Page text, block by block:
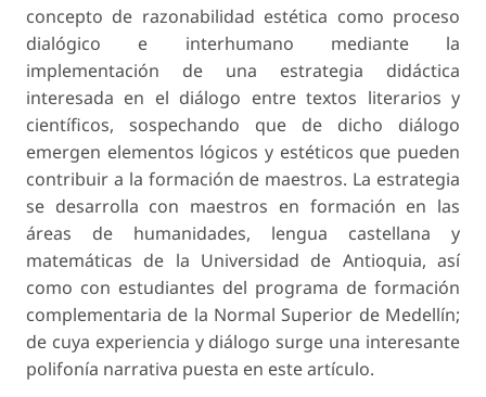
concepto de razonabilidad estética como proceso
dialógico e interhumano mediante la
implementación de una estrategia didáctica
interesada en el diálogo entre textos literarios y
científicos, sospechando que de dicho diálogo
emergen elementos lógicos y estéticos que pueden
contribuir a la formación de maestros. La estrategia
se desarrolla con maestros en formación en las
áreas de humanidades, lengua castellana y
matemáticas de la Universidad de Antioquia, así
como con estudiantes del programa de formación
complementaria de la Normal Superior de Medellín;
de cuya experiencia y diálogo surge una interesante
polifonía narrativa puesta en este artículo.